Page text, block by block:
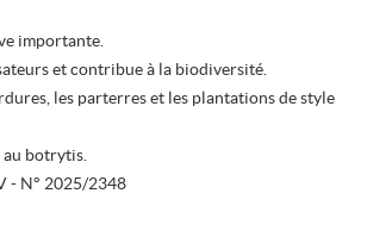
importante.
et contribue à la biodiversité.
les parterres et les plantations de style
botrytis.
- N° 2025/2348